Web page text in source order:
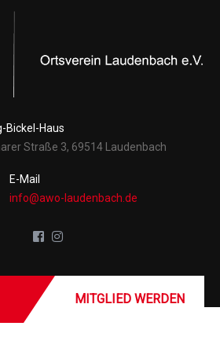
Bickel-Haus
Straße 3, 69514 Laudenbach
E-Mail
info@awo-laudenbach.de
MITGLIED WERDEN